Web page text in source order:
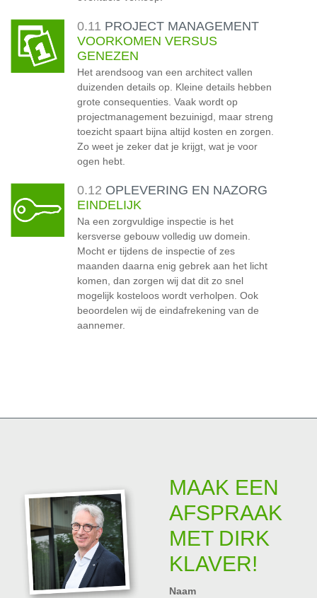
0.11 PROJECT MANAGEMENT
VOORKOMEN VERSUS
GENEZEN
Het arendsoog van een architect vallen
duizenden details op. Kleine details hebben
grote consequenties. Vaak wordt op
projectmanagement bezuinigd, maar streng
toezicht spaart bijna altijd kosten en zorgen.
Zo weet je zeker dat je krijgt, wat je voor
ogen hebt.
0.12 OPLEVERING EN NAZORG
EINDELIJK
Na een zorgvuldige inspectie is het
kersverse gebouw volledig uw domein.
Mocht er tijdens de inspectie of zes
maanden daarna enig gebrek aan het licht
komen, dan zorgen wij dat dit zo snel
mogelijk kosteloos wordt verholpen. Ook
beoordelen wij de eindafrekening van de
aannemer.
MAAK EEN
AFSPRAAK
MET DIRK
KLAVER!
Naam